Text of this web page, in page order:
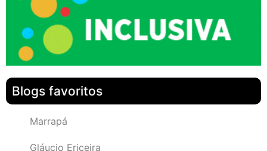
Blogs favoritos
Marrapá
Gláucio Ericeira